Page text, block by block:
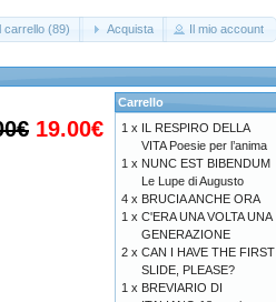
carrello (89) Acquista Il mio account
19.00€
Carrello
1 x IL RESPIRO DELLA
VITA Poesie per l’anima
1 x NUNC EST BIBENDUM
Le Lupe di Augusto
4 x BRUCIA ANCHE ORA
1 x C'ERA UNA VOLTA UNA
GENERAZIONE
2 x CAN I HAVE THE FIRST
SLIDE, PLEASE?
1 x BREVIARIO DI